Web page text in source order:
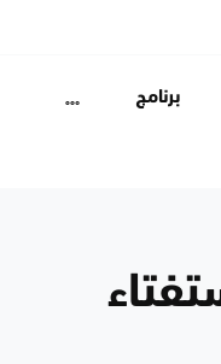
برنامج